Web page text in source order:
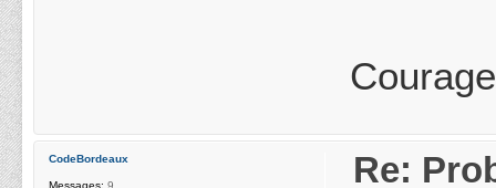
Re:
CodeBordeaux
Messages: 9